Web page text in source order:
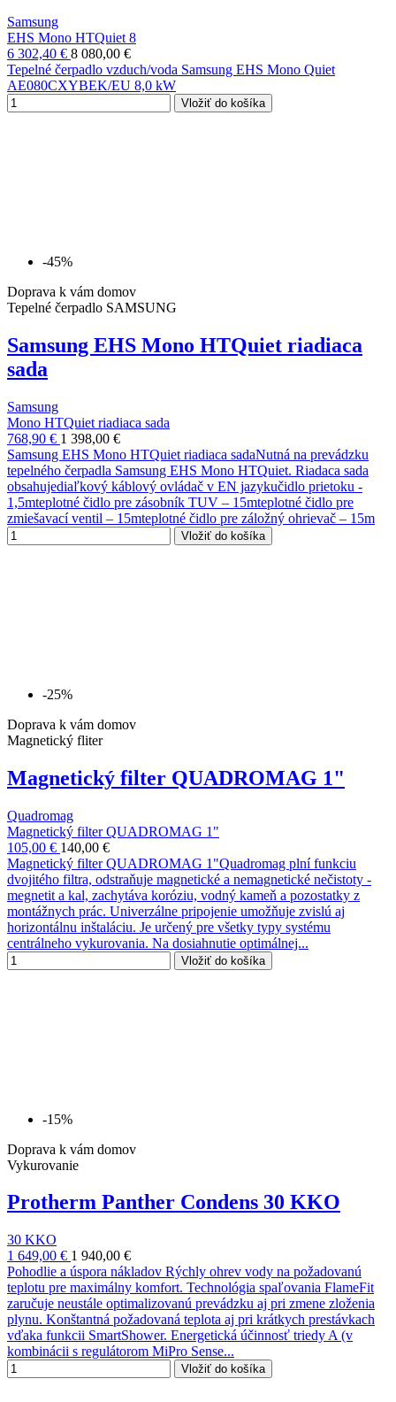
Samsung
EHS Mono HTQuiet 8
6 302,40 € 8 080,00 €
Tepelné čerpadlo vzduch/voda Samsung EHS Mono Quiet
AE080CXYBEK/EU 8,0 kW
Vložiť do košíka
-45%
Doprava k vám domov
Tepelné čerpadlo SAMSUNG
Samsung EHS Mono HTQuiet riadiaca
sada
Samsung
Mono HTQuiet riadiaca sada
768,90 € 1 398,00 €
Samsung EHS Mono HTQuiet riadiaca sadaNutná na prevádzku
tepelného čerpadla Samsung EHS Mono HTQuiet. Riadaca sada
obsahujediaľkový káblový ovládač v EN jazykučidlo prietoku -
1,5mteplotné čidlo pre zásobník TUV – 15mteplotné čidlo pre
zmiešavací ventil – 15mteplotné čidlo pre záložný ohrievač – 15m
Vložiť do košíka
-25%
Doprava k vám domov
Magnetický fliter
Magnetický filter QUADROMAG 1"
Quadromag
Magnetický filter QUADROMAG 1"
105,00 € 140,00 €
Magnetický filter QUADROMAG 1"Quadromag plní funkciu
dvojitého filtra, odstraňuje magnetické a nemagnetické nečistoty -
megnetit a kal, zachytáva koróziu, vodný kameň a pozostatky z
montážnych prác. Univerzálne pripojenie umožňuje zvislú aj
horizontálnu inštaláciu. Je určený pre všetky typy systému
centrálneho vykurovania. Na dosiahnutie optimálnej...
Vložiť do košíka
-15%
Doprava k vám domov
Vykurovanie
Protherm Panther Condens 30 KKO
30 KKO
1 649,00 € 1 940,00 €
Pohodlie a úspora nákladov Rýchly ohrev vody na požadovanú
teplotu pre maximálny komfort. Technológia spaľovania FlameFit
zaručuje neustále optimalizovanú prevádzku aj pri zmene zloženia
plynu. Konštantná požadovaná teplota aj pri krátkych prestávkach
vďaka funkcii SmartShower. Energetická účinnosť triedy A (v
kombinácii s regulátorom MiPro Sense...
Vložiť do košíka